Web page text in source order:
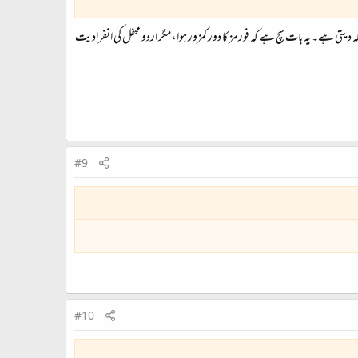
لیے بہت کچھ ہے
یہ بات سچ ہے کہ فورمز کا دور کمزور ہوا، مگر اردو محفل کی انفرادیت
#9
#10